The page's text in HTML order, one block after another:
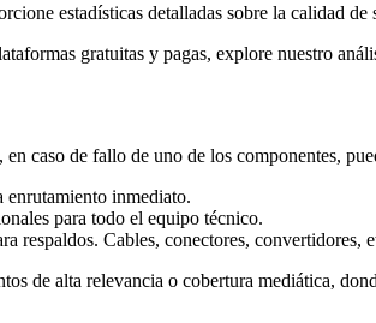
estadísticas detalladas sobre la calidad
gratuitas y pagas, explore nuestro
caso de fallo de uno de los componentes,
enrutamiento inmediato.
para todo el equipo técnico.
respaldos. Cables, conectores, convertidores,
de alta relevancia o cobertura mediática,